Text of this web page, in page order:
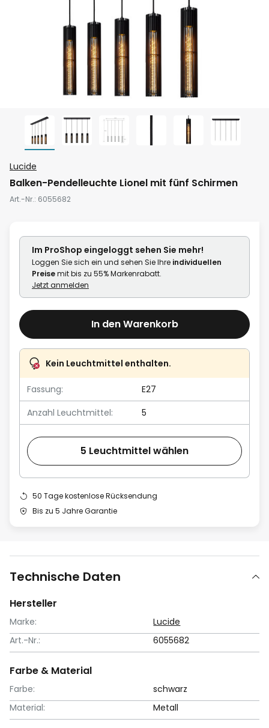
Anfang
der
Bildgalerie
Lucide
Balken-Pendelleuchte Lionel mit fünf Schirmen
Art.-Nr. 6055682
Im ProShop eingeloggt sehen Sie mehr!
Loggen Sie sich ein und sehen Sie Ihre individuellen
Preisemit bis zu 55% Markenrabatt.
Jetzt anmelden
In den Warenkorb
Kein Leuchtmittel enthalten.
Fassung:
E27
Anzahl Leuchtmittel:
5
5 Leuchtmittel wählen
50 Tage kostenlose Rücksendung
Bis zu 5 Jahre Garantie
Technische Daten
Hersteller
Marke:
Lucide
Art.-Nr.:
6055682
Farbe & Material
Farbe:
schwarz
Material:
Metall